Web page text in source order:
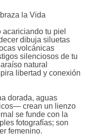
la Vida
acariciando tu piel
dibuja siluetas
volcánicas
silenciosos de tu
natural
libertad y conexión
dorada, aguas
crean un lienzo
se funde con la
fotografías; son
femenino.